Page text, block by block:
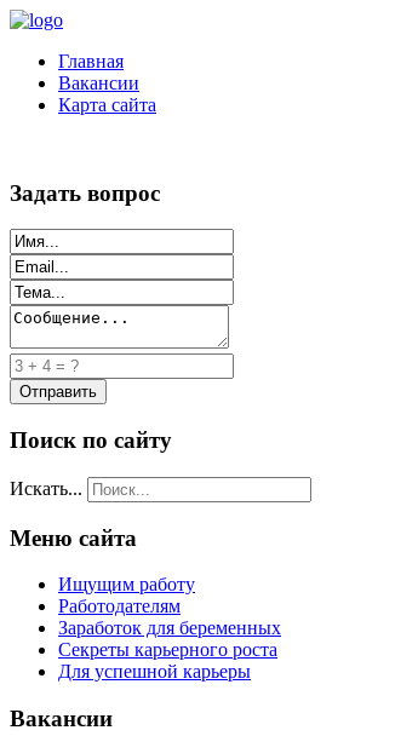
Главная
Вакансии
Карта сайта
Задать вопрос
Поиск по сайту
Искать...
Меню сайта
Ищущим работу
Работодателям
Заработок для беременных
Секреты карьерного роста
Для успешной карьеры
Вакансии